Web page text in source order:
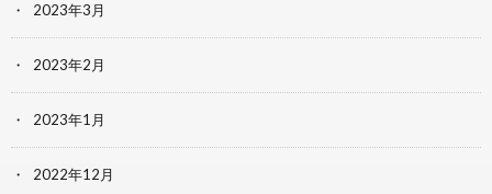
2023年3月
2023年2月
2023年1月
2022年12月